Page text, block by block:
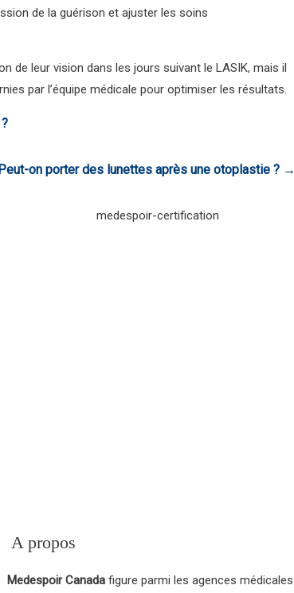
de la guérison et ajuster les soins
de leur vision dans les jours suivant le LASIK, mais il
par l’équipe médicale pour optimiser les résultats.
on porter des lunettes après une otoplastie ? →
A propos
Medespoir Canada figure parmi les agences médicales